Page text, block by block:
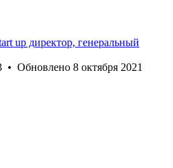
up директор, генеральный
• Обновлено 8 октября 2021